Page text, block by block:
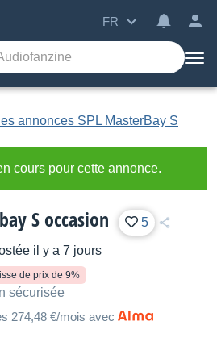
FR
annonces SPL MasterBay S
cours pour cette annonce.
S occasion 5
il y a 7 jours
de prix de 9%
sécurisée
274,48 €/mois avec